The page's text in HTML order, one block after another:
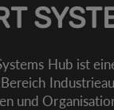
Hub ist
und